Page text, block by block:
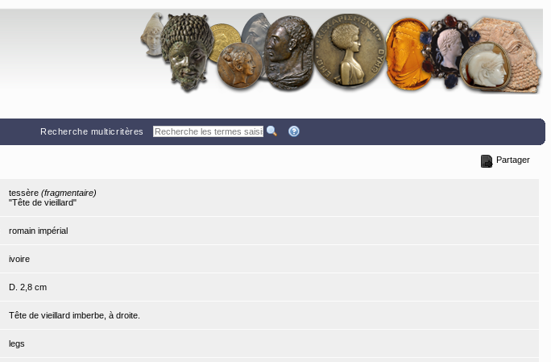
Recherche multicritères
Partager
tessère (fragmentaire)
"Tête de vieillard"
romain impérial
ivoire
D. 2,8 cm
Tête de vieillard imberbe, à droite.
legs